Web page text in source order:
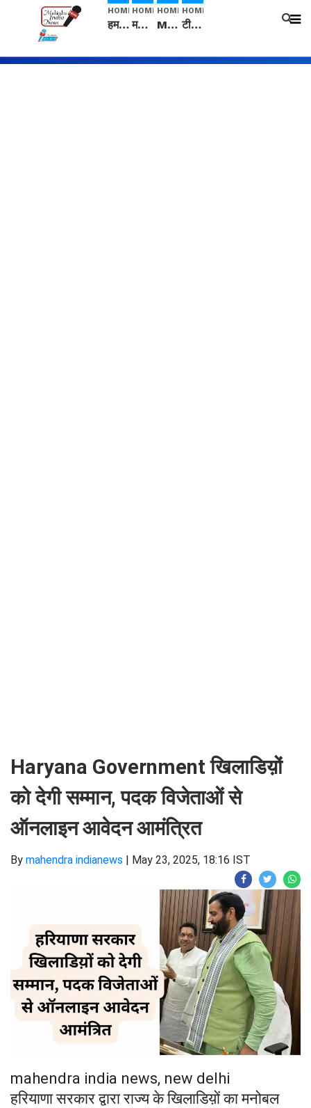
HOME
हम सनातनी..." सांसद kangana Ranaut से क्या बोली लड़की? Viral Jantar-Mantar | CJP protest
HOME
मनीषा हत्याकांड: हत्या, आत्महत्या या कोई बड़ा राज? | Full Story | Josh Haryana
HOME
Mangalsutra: हिंदू धर्म में शादी के बाद मंगलसूत्र क्यों पहनती है महिलाएं, किसने शुरु की ये परंपरा
HOME
टीम बीकेई ने एग्रीकल्चर ग्रेड की यूरिया खाद गट्टों में बदलकर टेक्निकल ग्रेड में बेचने वालों पर करवाई कार्रवाई: लखविंदर सिंह औलख
Haryana Government खिलाडिय़ों
को देगी सम्मान, पदक विजेताओं से
ऑनलाइन आवेदन आमंत्रित
By mahendra indianews | May 23, 2025, 18:16 IST
mahendra india news, new delhi
हरियाणा सरकार द्वारा राज्य के खिलाडिय़ों का मनोबल